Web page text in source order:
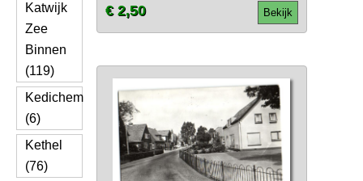
Katwijk
Zee
Binnen
(119)
Kedichem
(6)
Kethel
(76)
Bekijk
€ 2,50